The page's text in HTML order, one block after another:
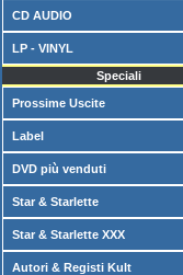
CD AUDIO
LP - VINYL
Speciali
Prossime Uscite
Label
DVD più venduti
Star & Starlette
Star & Starlette XXX
Autori & Registi Kult